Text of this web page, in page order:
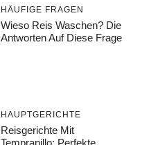
HÄUFIGE FRAGEN
Wieso Reis Waschen? Die
Antworten Auf Diese Frage
HAUPTGERICHTE
Reisgerichte Mit
Tempranillo: Perfekte